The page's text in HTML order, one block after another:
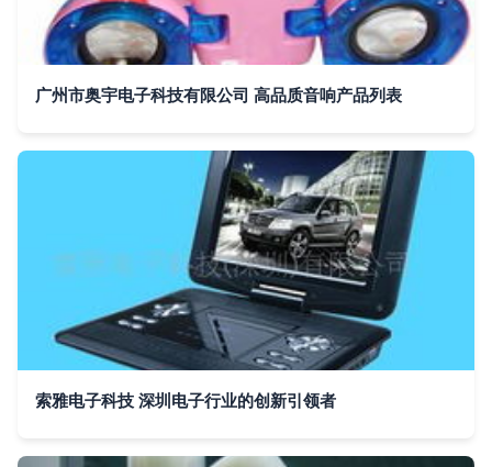
广州市奥宇电子科技有限公司 高品质音响产品列表
索雅电子科技 深圳电子行业的创新引领者